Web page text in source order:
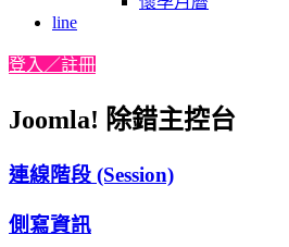
line
登入／註冊
Joomla! 除錯主控台
連線階段 (Session)
側寫資訊